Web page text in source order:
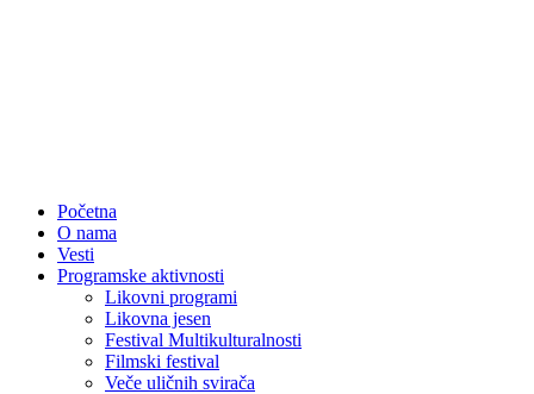
Početna
O nama
Vesti
Programske aktivnosti
Likovni programi
Likovna jesen
Festival Multikulturalnosti
Filmski festival
Veče uličnih svirača